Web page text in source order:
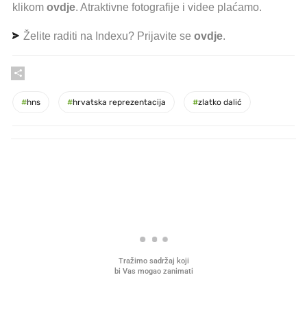
klikom ovdje. Atraktivne fotografije i videe plaćamo.
Želite raditi na Indexu? Prijavite se ovdje.
#hns #hrvatska reprezentacija #zlatko dalić